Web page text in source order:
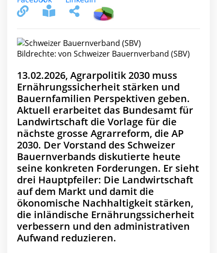
Bildrechte: von Schweizer Bauernverband (SBV)
13.02.2026, Agrarpolitik 2030 muss
Ernährungssicherheit stärken und
Bauernfamilien Perspektiven geben.
Aktuell erarbeitet das Bundesamt für
Landwirtschaft die Vorlage für die
nächste grosse Agrarreform, die AP
2030. Der Vorstand des Schweizer
Bauernverbands diskutierte heute
seine konkreten Forderungen. Er sieht
drei Hauptpfeiler: Die Landwirtschaft
auf dem Markt und damit die
ökonomische Nachhaltigkeit stärken,
die inländische Ernährungssicherheit
verbessern und den administrativen
Aufwand reduzieren.